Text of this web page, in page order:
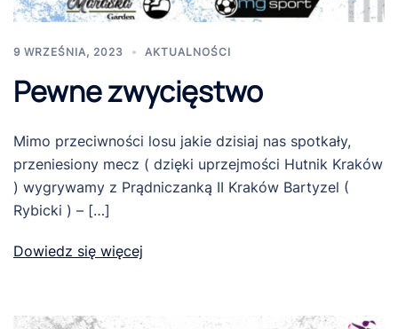
9 WRZEŚNIA, 2023 AKTUALNOŚCI
Pewne zwycięstwo
Mimo przeciwności losu jakie dzisiaj nas spotkały,
przeniesiony mecz ( dzięki uprzejmości Hutnik Kraków
) wygrywamy z Prądniczanką II Kraków Bartyzel (
Rybicki ) – […]
Dowiedz się więcej